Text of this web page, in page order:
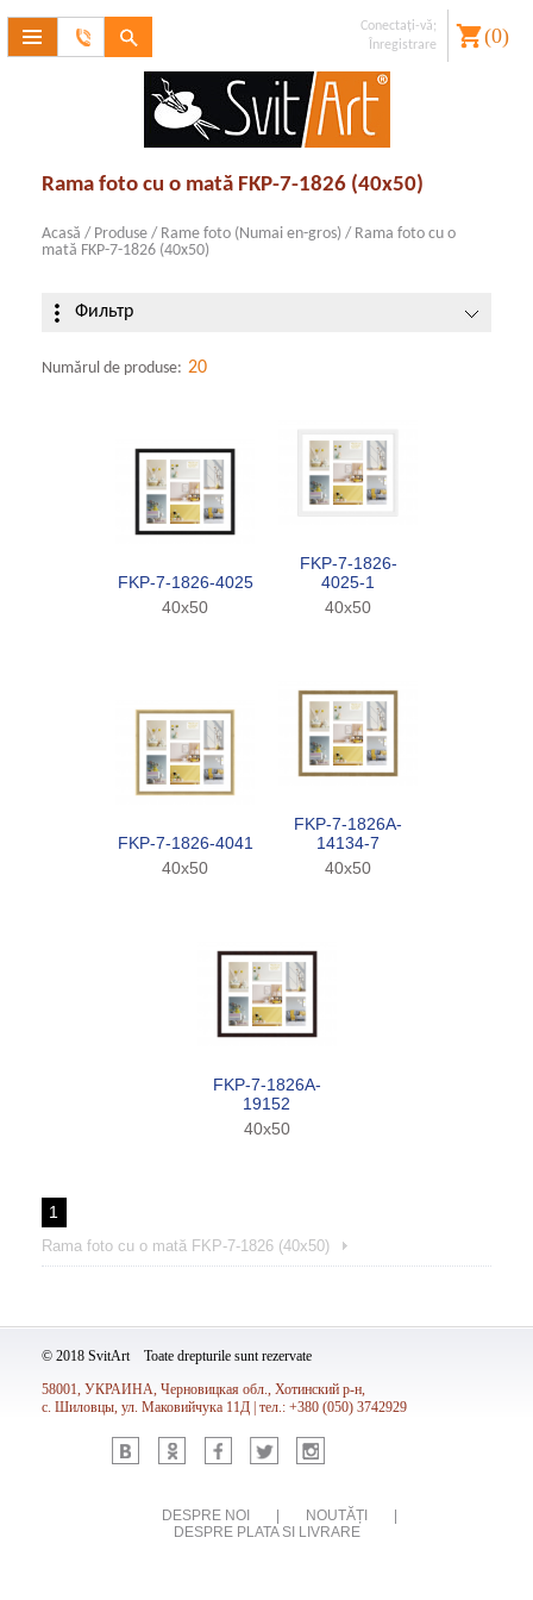
Contactaţi-
Conectaţi-vă;
Înregistrare
(0)
Rama foto cu o mată FKP-7-1826 (40x50)
Acasă / Produse / Rame foto (Numai en-gros) / Rama foto cu o
mată FKP-7-1826 (40x50)
Фильтр
Numărul de produse: 20
FKP-7-1826-4025
40x50
FKP-7-1826-
4025-1
40x50
FKP-7-1826-4041
40x50
FKP-7-1826A-
14134-7
40x50
FKP-7-1826A-
19152
40x50
1
Rama foto cu o mată FKP-7-1826 (40x50)
© 2018 SvitArt Toate drepturile sunt rezervate
58001, УКРАИНА, Черновицкая обл., Хотинский р-н,
с. Шиловцы, ул. Маковийчука 11Д | тел.: +380 (050) 3742929
Vk Ok Fb Tw Inst
DESPRE NOI NOUTĂȚI
DESPRE PLATA SI LIVRARE